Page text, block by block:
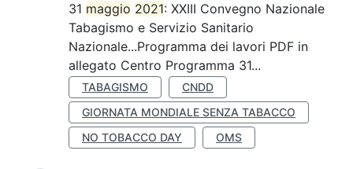
31 maggio 2021: XXIII Convegno Nazionale
Tabagismo e Servizio Sanitario
Nazionale...Programma dei lavori PDF in
allegato Centro Programma 31...
TABAGISMO
CNDD
GIORNATA MONDIALE SENZA TABACCO
NO TOBACCO DAY
OMS